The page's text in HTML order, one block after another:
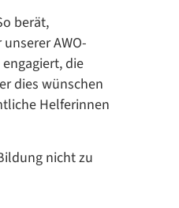
berät,
AWO-
die
dies wünschen
Helferinnen
nicht zu